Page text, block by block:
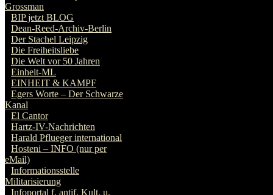
Grossman
BIP jetzt BLOG
Dean-Reed-Archiv-Berlin
Der Stachel Leipzig
Die Freiheitsliebe
Die Welt vor 50 Jahren
Einheit-ML
EINHEIT & KAMPF
Egers Worte – Der Schwarze
Kanal
El Cantor
Hartz-IV-Nachrichten
Harald Pflueger international
Hosteni – INFO (nur per
eMail)
Informationsstelle
Militarisierung
Infoportal f. antif. Kult. u.